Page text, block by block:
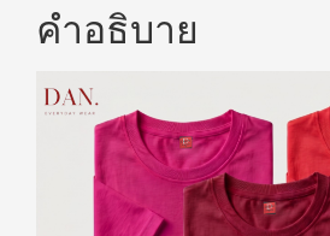
คำอธิบาย